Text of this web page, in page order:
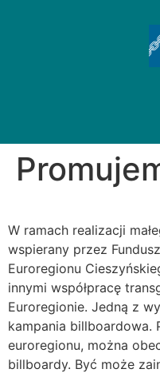
W ramach realizacji
wspierany przez
Euroregionu
innymi współpracę
Euroregionie. Jedną z
kampania billboardowa.
euroregionu, można
billboardy. Być może